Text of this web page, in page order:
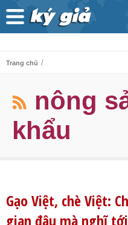
Trang chủ /
nông
khẩu
Gạo Việt, chè Việt:
gian đâu mà nghĩ